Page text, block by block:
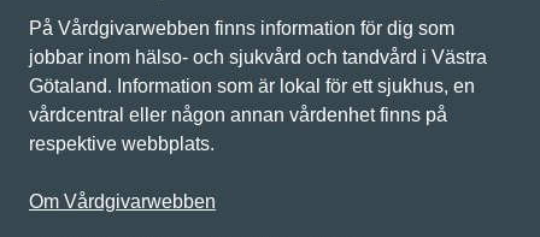
På Vårdgivarwebben finns information för dig som
jobbar inom hälso- och sjukvård och tandvård i Västra
Götaland. Information som är lokal för ett sjukhus, en
vårdcentral eller någon annan vårdenhet finns på
respektive webbplats.
Om Vårdgivarwebben